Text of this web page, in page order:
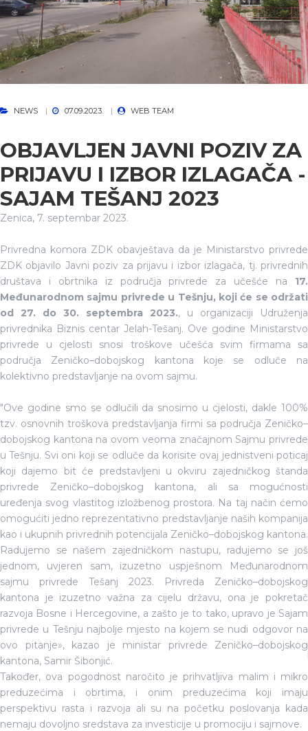
NEWS 07.09.2023. WEB TEAM
OBJAVLJEN JAVNI POZIV ZA
PRIJAVU I IZBOR IZLAGAČA -
SAJAM TEŠANJ 2023
Zenica, 7. septembar 2023.
Privredna komora ZDK obavještava da je Ministarstvo privrede
ZDK objavilo Javni poziv za prijavu i izbor izlagača, tj. privrednih
društava i obrtnika iz područja privrede za učešće na 17.
Međunarodnom sajmu privrede u Tešnju, koji će se održati
od 27. do 30. septembra 2023., u organizaciji Udruženja
privrednika Biznis centar Jelah-Tešanj. Ove godine Ministarstvo
privrede u cjelosti snosi troškove učešća svim firmama sa
područja Zeničko–dobojskog kantona koje se odluče na
kolektivno predstavljanje na ovom sajmu.
"Ove godine smo se odlučili da snosimo u cjelosti, dakle 100%
tzv. osnovnih troškova predstavljanja firmi sa područja Zeničko–
dobojskog kantona na ovom veoma značajnom Sajmu privrede
u Tešnju. Svi oni koji se odluče da korisite ovaj jednistveni poticaj
koji dajemo bit će predstavljeni u okviru zajedničkog štanda
privrede Zeničko–dobojskog kantona, ali sa mogućnosti
uređenja svog vlastitog izložbenog prostora. Na taj način ćemo
omogućiti jedno reprezentativno predstavljanje naših kompanija
kao i ukupnih privrednih potencijala Zeničko–dobojskog kantona.
Radujemo se našem zajedničkom nastupu, radujemo se još
jednom, uvjeren sam, izuzetno uspješnom Međunarodnom
sajmu privrede Tešanj 2023. Privreda Zeničko–dobojskog
kantona je izuzetno važna za cijelu državu, ona je pokretač
razvoja Bosne i Hercegovine, a zašto je to tako, upravo je Sajam
privrede u Tešnju najbolje mjesto na kojem se nudi odgovor na
ovo pitanje», kazao je ministar privrede Zeničko–dobojskog
kantona, Samir Šibonjić.
Također, ova pogodnost naročito je prihvatljiva malim i mikro
preduzećima i obrtima, i onim preduzećima koji imaju
perspektivu rasta i razvoja ali su na početku poslovanja kada
nemaju dovoljno sredstava za investicije u promociju i sajmove.